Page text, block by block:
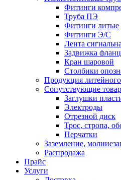
Фитинги
Труба ПЭ
Фитинги литые
Фитинги Э/С
Лента
Задвижка
Кран шаровой
Столбики
Продукция
Сопутствующие
Заглушки
Электроды
Отрезной диск
Трос, стропа,
Перчатки
Заземление,
Распродажа
Прайс
Услуги